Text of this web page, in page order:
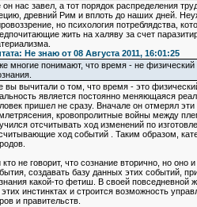
он нас завел, а тот порядок распределения
древний Рим и вплоть до наших дней.
но психология потреблядства,
жить на халяву за счет
Не знаю от 08 Августа 2011, 16:01:25
многие понимают, что время - не физический
вы вычитали о том, что время - это
является постоянно меняющаяся
пришел не сразу. Вначале он отмерял
кровопролитные войны между
отсчитывать ход изменений по
ход событий . Таким образом,
кто не говорит, что сознание вторично, но
создавать базу данных этих событий,
какой-то фетиш. В своей повседневной
этих инстинктах и строится возможность
и правительств.